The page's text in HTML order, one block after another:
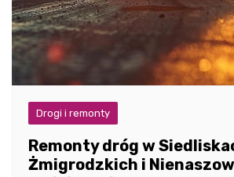
Drogi i remonty
Remonty dróg w
Żmigrodzkich i